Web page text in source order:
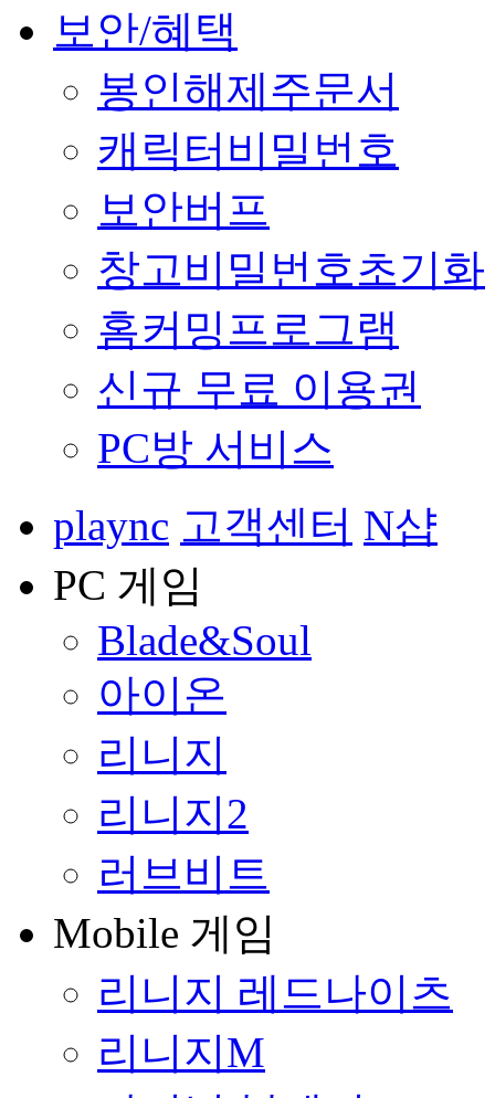
보안/혜택
봉인해제주문서
캐릭터비밀번호
보안버프
창고비밀번호초기화
홈커밍프로그램
신규 무료 이용권
PC방 서비스
plaync 고객센터 N샵
PC 게임
Blade&Soul
아이온
리니지
리니지2
러브비트
Mobile 게임
리니지 레드나이츠
리니지M